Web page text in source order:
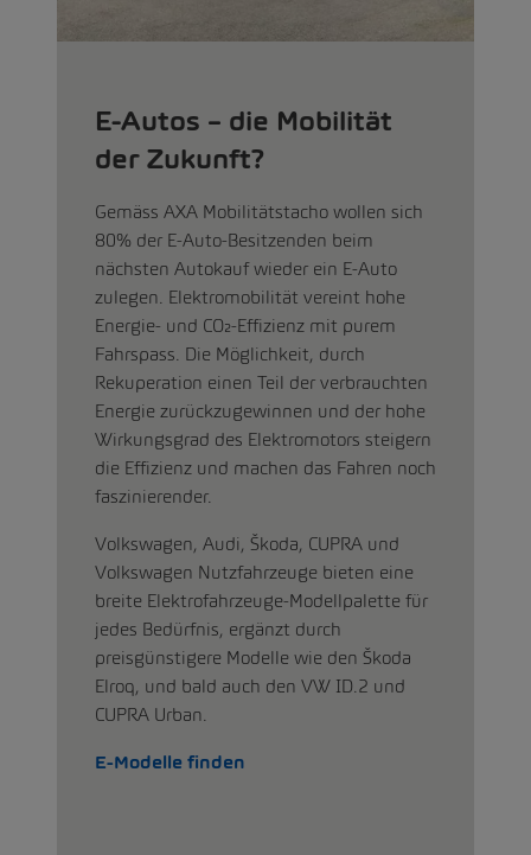
E-Autos – die Mobilität
der Zukunft?
Gemäss AXA Mobilitätstacho wollen sich
80% der E-Auto-Besitzenden beim
nächsten Autokauf wieder ein E-Auto
zulegen. Elektromobilität vereint hohe
Energie- und CO₂-Effizienz mit purem
Fahrspass. Die Möglichkeit, durch
Rekuperation einen Teil der verbrauchten
Energie zurückzugewinnen und der hohe
Wirkungsgrad des Elektromotors steigern
die Effizienz und machen das Fahren noch
faszinierender.
Volkswagen, Audi, Škoda, CUPRA und
Volkswagen Nutzfahrzeuge bieten eine
breite Elektrofahrzeuge-Modellpalette für
jedes Bedürfnis, ergänzt durch
preisgünstigere Modelle wie den Škoda
Elroq, und bald auch den VW ID.2 und
CUPRA Urban.
E-Modelle finden